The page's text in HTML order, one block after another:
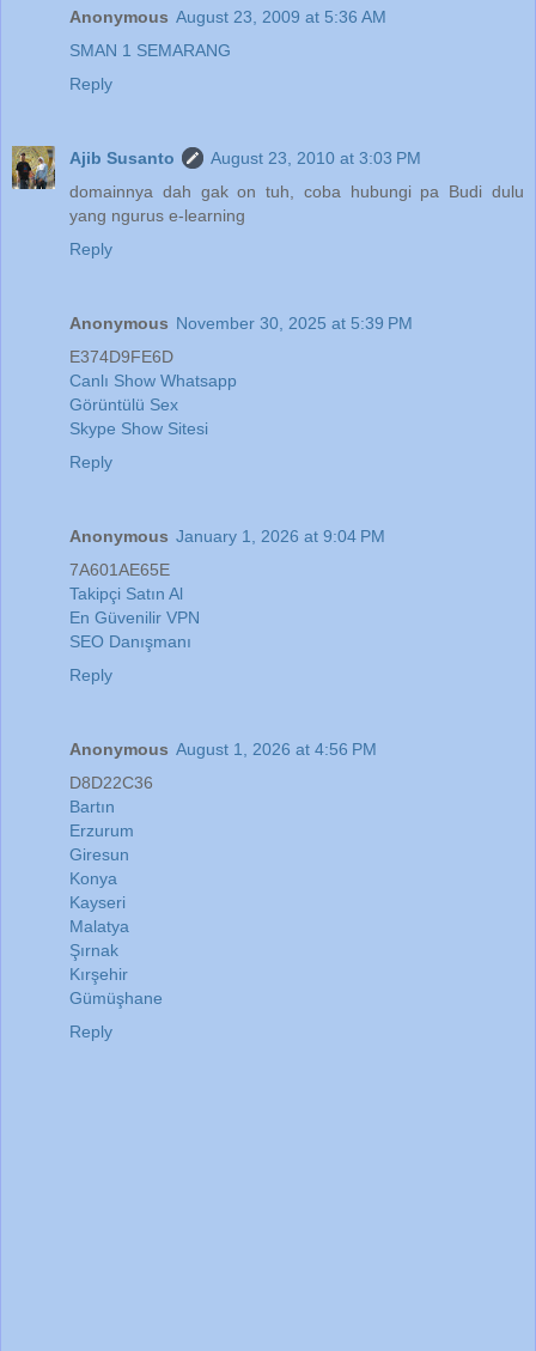
Anonymous August 23, 2009 at 5:36 AM
SMAN 1 SEMARANG
Reply
Ajib Susanto
August 23, 2010 at 3:03 PM
domainnya dah gak on tuh, coba hubungi pa Budi dulu
yang ngurus e-learning
Reply
Anonymous November 30, 2025 at 5:39 PM
E374D9FE6D
Canlı Show Whatsapp
Görüntülü Sex
Skype Show Sitesi
Reply
Anonymous January 1, 2026 at 9:04 PM
7A601AE65E
Takipçi Satın Al
En Güvenilir VPN
SEO Danışmanı
Reply
Anonymous August 1, 2026 at 4:56 PM
D8D22C36
Bartın
Erzurum
Giresun
Konya
Kayseri
Malatya
Şırnak
Kırşehir
Gümüşhane
Reply